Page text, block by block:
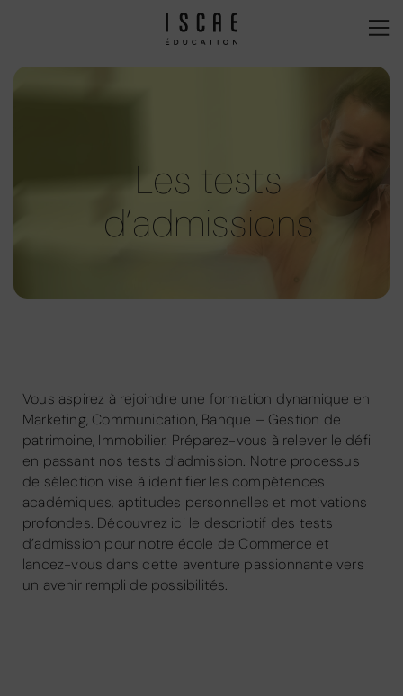
Les tests
d’admissions
Vous aspirez à rejoindre une formation dynamique en
Marketing, Communication, Banque – Gestion de
patrimoine, Immobilier. Préparez-vous à relever le défi
en passant nos tests d’admission. Notre processus
de sélection vise à identifier les compétences
académiques, aptitudes personnelles et motivations
profondes. Découvrez ici le descriptif des tests
d’admission pour notre école de Commerce et
lancez-vous dans cette aventure passionnante vers
un avenir rempli de possibilités.